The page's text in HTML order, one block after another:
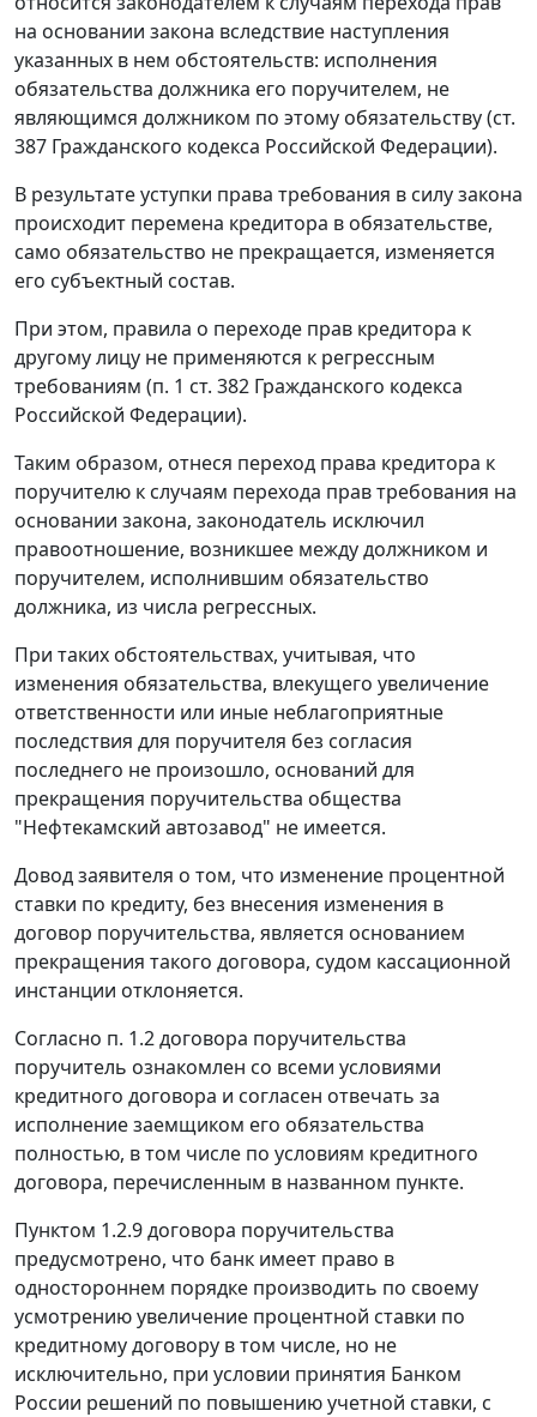
на основании закона вследствие наступления
указанных в нем обстоятельств: исполнения
обязательства должника его поручителем, не
являющимся должником по этому обязательству (ст.
387 Гражданского кодекса Российской Федерации).
В результате уступки права требования в силу закона
происходит перемена кредитора в обязательстве,
само обязательство не прекращается, изменяется
его субъектный состав.
При этом, правила о переходе прав кредитора к
другому лицу не применяются к регрессным
требованиям (п. 1 ст. 382 Гражданского кодекса
Российской Федерации).
Таким образом, отнеся переход права кредитора к
поручителю к случаям перехода прав требования на
основании закона, законодатель исключил
правоотношение, возникшее между должником и
поручителем, исполнившим обязательство
должника, из числа регрессных.
При таких обстоятельствах, учитывая, что
изменения обязательства, влекущего увеличение
ответственности или иные неблагоприятные
последствия для поручителя без согласия
последнего не произошло, оснований для
прекращения поручительства общества
"Нефтекамский автозавод" не имеется.
Довод заявителя о том, что изменение процентной
ставки по кредиту, без внесения изменения в
договор поручительства, является основанием
прекращения такого договора, судом кассационной
инстанции отклоняется.
Согласно п. 1.2 договора поручительства
поручитель ознакомлен со всеми условиями
кредитного договора и согласен отвечать за
исполнение заемщиком его обязательства
полностью, в том числе по условиям кредитного
договора, перечисленным в названном пункте.
Пунктом 1.2.9 договора поручительства
предусмотрено, что банк имеет право в
одностороннем порядке производить по своему
усмотрению увеличение процентной ставки по
кредитному договору в том числе, но не
исключительно, при условии принятия Банком
России решений по повышениюучетной ставки, с